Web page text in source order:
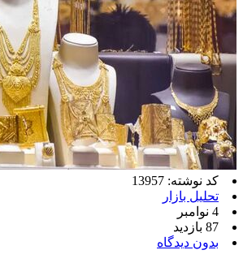
کد نوشته: 13957
تحلیل بازار
4 نوامبر
87 بازدید
بدون دیدگاه